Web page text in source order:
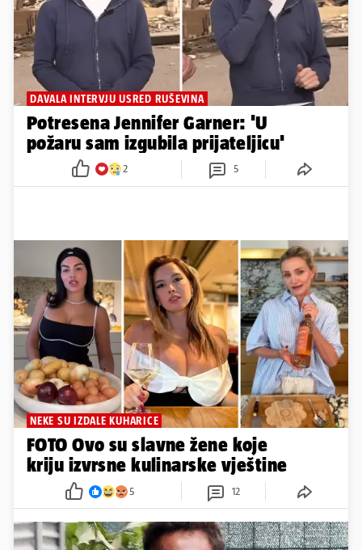
DAVALA INTERVJU USRED RUŠEVINA
Potresena Jennifer Garner: 'U
požaru sam izgubila prijateljicu'
2 5
NEKE SU IZDALE KUHARICE
FOTO Ovo su slavne žene koje
kriju izvrsne kulinarske vještine
5 12